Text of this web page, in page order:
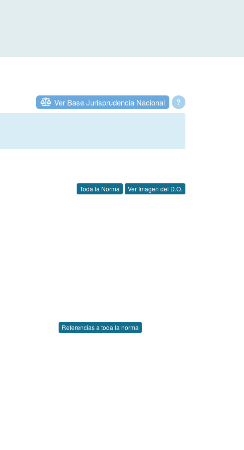
?
Ver Base Jurisprudencia Nacional
Toda la Norma Ver Imagen del D.O.
Referencias a toda la norma